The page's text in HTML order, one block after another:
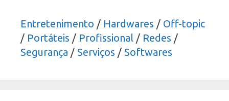
Entretenimento / Hardwares / Off-topic
/ Portáteis / Profissional / Redes /
Segurança / Serviços / Softwares